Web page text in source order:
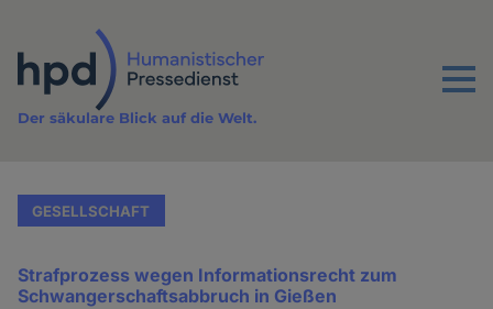
Inhalt
Menu
Der säkulare Blick auf die Welt.
GESELLSCHAFT
Strafprozess wegen Informationsrecht zum
Schwangerschaftsabbruch in Gießen